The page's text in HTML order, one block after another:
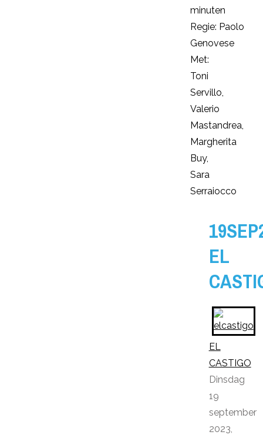
minuten
Regie: Paolo
Genovese
Met:
Toni
Servillo,
Valerio
Mastandrea,
Margherita
Buy,
Sara
Serraiocco
EL
EL
CASTIGO
Dinsdag
19
september
2023,